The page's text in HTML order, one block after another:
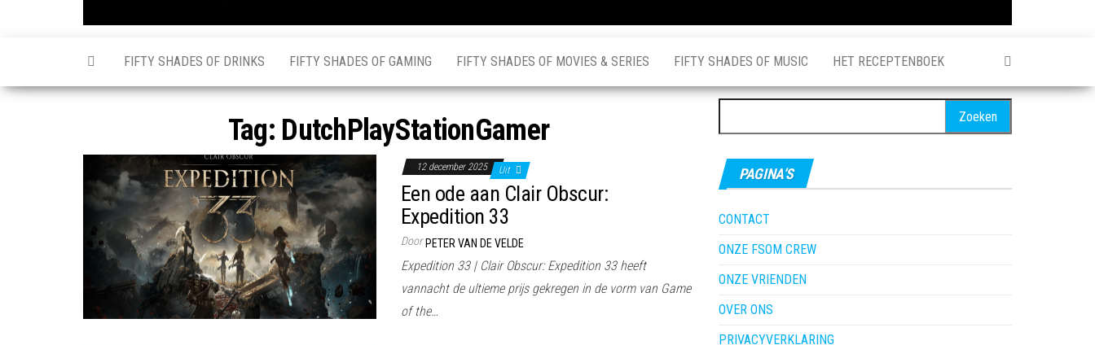
FIFTY SHADES OF DRINKS FIFTY SHADES OF GAMING FIFTY SHADES OF MOVIES & SERIES FIFTY SHADES OF MUSIC HET RECEPTENBOEK
Tag: DutchPlayStationGamer
12 december 2025 Uit
Een ode aan Clair Obscur:
Expedition 33
Door PETER VAN DE VELDE
Expedition 33 | Clair Obscur: Expedition 33 heeft
vannacht de ultieme prijs gekregen in de vorm van Game
of the…
naar:
PAGINA’S
CONTACT
ONZE FSOM CREW
ONZE VRIENDEN
OVER ONS
PRIVACYVERKLARING